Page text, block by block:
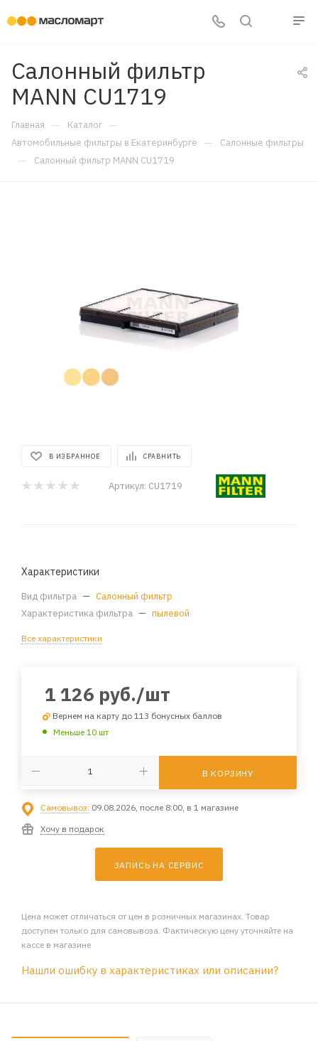
Салонный фильтр
MANN CU1719
Главная — Каталог —
Автомобильные фильтры в Екатеринбурге — Салонные фильтры
— Салонный фильтр MANN CU1719
В ИЗБРАННОЕ СРАВНИТЬ
Артикул: CU1719
Характеристики
Вид фильтра — Салонный фильтр
Характеристика фильтра — пылевой
Все характеристики
1 126 руб./шт
Вернем на карту до 113 бонусных баллов
Меньше 10 шт
В КОРЗИНУ
Самовывоз: 09.08.2026, после 8:00, в 1 магазине
Хочу в подарок
ЗАПИСЬ НА СЕРВИС
Цена может отличаться от цен в розничных магазинах. Товар
доступен только для самовывоза. Фактическую цену уточняйте на
кассе в магазине
Нашли ошибку в характеристиках или описании?